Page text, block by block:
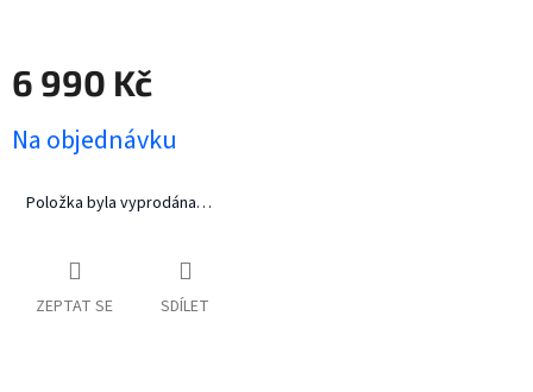
6 990 Kč
cena:
Na objednávku
Položka byla vyprodána…
ZEPTAT SE SDÍLET